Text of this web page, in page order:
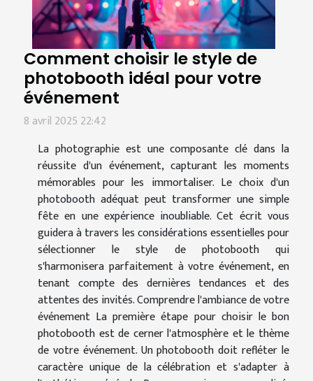
Comment choisir le style de
photobooth idéal pour votre
événement
8 avril 2025 22:42
La photographie est une composante clé dans la
réussite d'un événement, capturant les moments
mémorables pour les immortaliser. Le choix d'un
photobooth adéquat peut transformer une simple
fête en une expérience inoubliable. Cet écrit vous
guidera à travers les considérations essentielles pour
sélectionner le style de photobooth qui
s'harmonisera parfaitement à votre événement, en
tenant compte des dernières tendances et des
attentes des invités. Comprendre l'ambiance de votre
événement La première étape pour choisir le bon
photobooth est de cerner l'atmosphère et le thème
de votre événement. Un photobooth doit refléter le
caractère unique de la célébration et s'adapter à